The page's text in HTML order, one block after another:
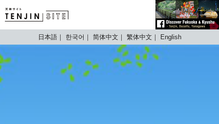
TENJIN SITE
日本語 한국어 简体中文 繁体中文 English